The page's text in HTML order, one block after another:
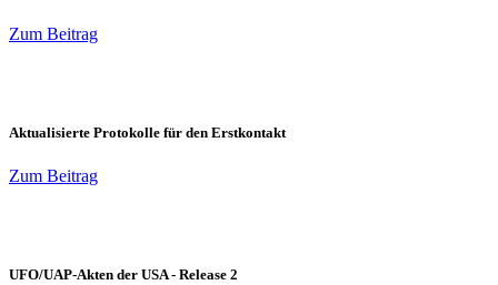
Zum Beitrag
Aktualisierte Protokolle für den Erstkontakt
Zum Beitrag
UFO/UAP-Akten der USA - Release 2